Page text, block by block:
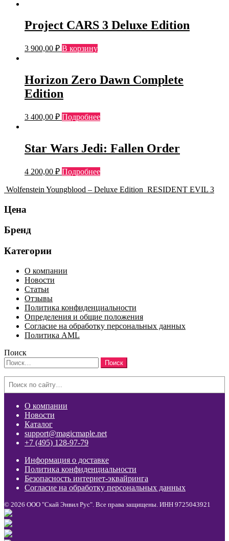
Project CARS 3 Deluxe Edition
3 900,00 ₽ В корзину
Horizon Zero Dawn Complete
Edition
3 400,00 ₽ Подробнее
Star Wars Jedi: Fallen Order
4 200,00 ₽ Подробнее
Wolfenstein Youngblood – Deluxe Edition RESIDENT EVIL 3
Цена
Бренд
Категории
О компании
Новости
Статьи
Отзывы
Политика конфиденциальности
Определения и общие положения
Согласие на обработку персональных данных
Политика AML
Поиск
Найти:
Search
О компании
Новости
Каталог
support@magicmaple.net
+7 (495) 128-97-79
Информация о доставке
Политика конфиденциальности
Безопасность интернет-эквайринга
Согласие на обработку персональных данных
© 2026 ООО "Скай Энвил Рус". Все права защищены. ИНН 9725043921